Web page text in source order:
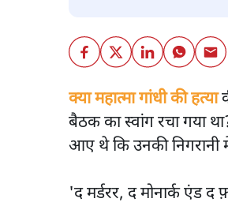
क्या महात्मा गांधी की हत्या
बैठक का स्वांग रचा गया
आए थे कि उनकी निगरानी
'द मर्डरर, द मोनार्क एंड